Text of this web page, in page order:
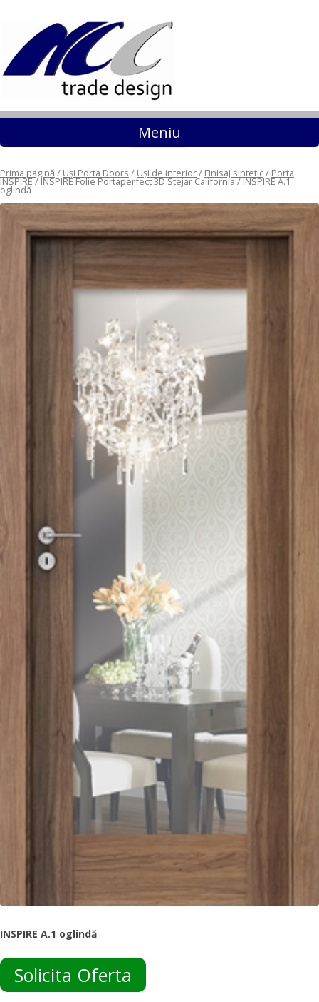
Meniu Sari la conținut
Prima pagină / Uși Porta Doors / Uși de interior/ Finisaj sintetic/ Porta
INSPIRE/INSPIRE Folie Portaperfect 3D Stejar California/ INSPIRE A.1
oglindă
INSPIRE A.1 oglindă
Solicita Oferta